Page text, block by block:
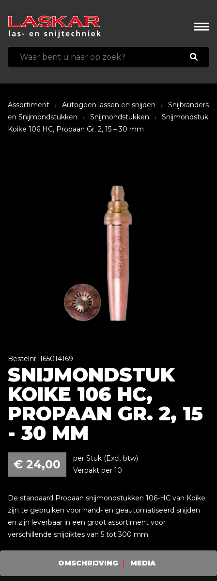
Assortiment Autogeen lassen en snijden
Snijbranders
en Snijmondstukken
Snijmondstukken
Snijmondstuk
Koike 106 HC, Propaan Gr. 2, 15 – 30 mm
Bestelnr. 165014169
SNIJMONDSTUK
KOIKE 106 HC,
PROPAAN GR. 2, 15
- 30 MM
€ 24,00
per Stuk (Excl. btw)
Verpakt per 10
De standaard Propaan snijmondstukken 106-HC van Koike
zijn te gebruiken voor hand- en geautomatiseerd snijden
en zijn leverbaar in een groot assortiment voor
verschillende snijdiktes van 5 tot 300 mm.
OMSCHRIJVING MEDIA